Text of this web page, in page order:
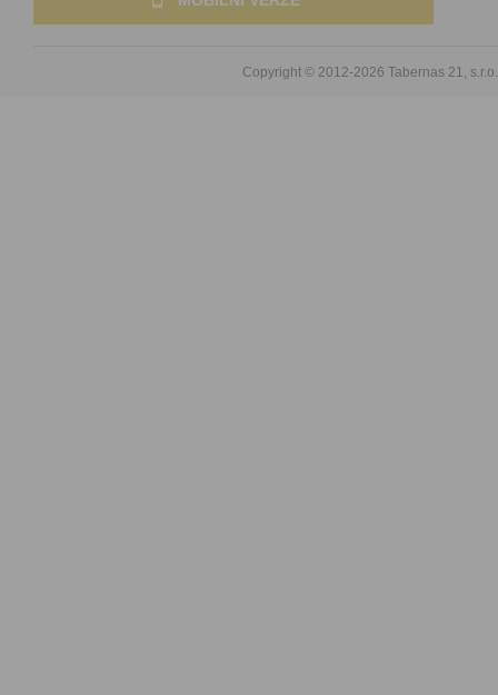
Copyright © 2012-2026 Tabernas 21, s.r.o.